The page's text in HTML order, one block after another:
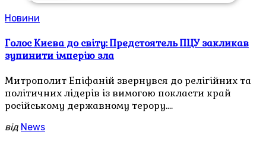
Новини
Голос Києва до світу: Предстоятель ПЦУ закликав
зупинити імперію зла
Митрополит Епіфаній звернувся до релігійних та
політичних лідерів із вимогою покласти край
російському державному терору.…
від News